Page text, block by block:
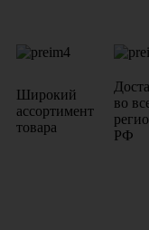
Широкий
ассортимент
товара
во
РФ